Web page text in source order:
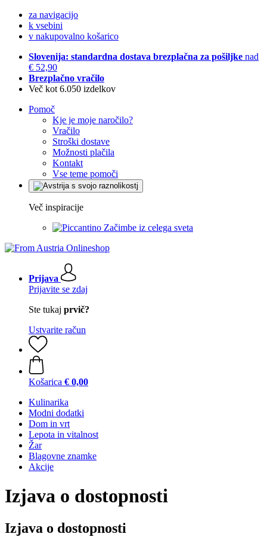
za navigacijo
k vsebini
v nakupovalno košarico
Slovenija: standardna dostava brezplačna za pošiljke nad
€ 52,90
Brezplačno vračilo
Več kot 6.050 izdelkov
Pomoč
Kje je moje naročilo?
Vračilo
Stroški dostave
Možnosti plačila
Kontakt
Vse teme pomoči
Več inspiracije
Začimbe iz celega sveta
Prijava
Prijavite se zdaj
Ste tukaj prvič?
Ustvarite račun
Košarica € 0,00
Kulinarika
Modni dodatki
Dom in vrt
Lepota in vitalnost
Žar
Blagovne znamke
Akcije
Izjava o dostopnosti
Izjava o dostopnosti